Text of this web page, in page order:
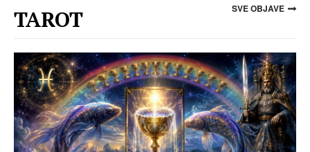
TAROT SVE OBJAVE